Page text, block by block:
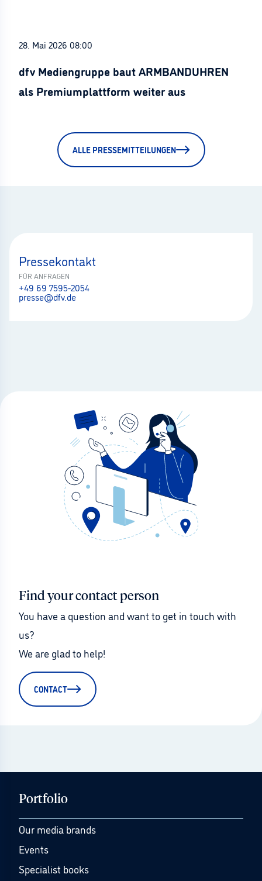
28. Mai 2026 08:00
dfv Mediengruppe baut ARMBANDUHREN
als Premiumplattform weiter aus
ALLE PRESSEMITTEILUNGEN
Pressekontakt
FÜR ANFRAGEN
+49 69 7595-2054
presse@dfv.de
Find your contact person
You have a question and want to get in touch with
us?
We are glad to help!
CONTACT
Portfolio
Our media brands
Events
Specialist books